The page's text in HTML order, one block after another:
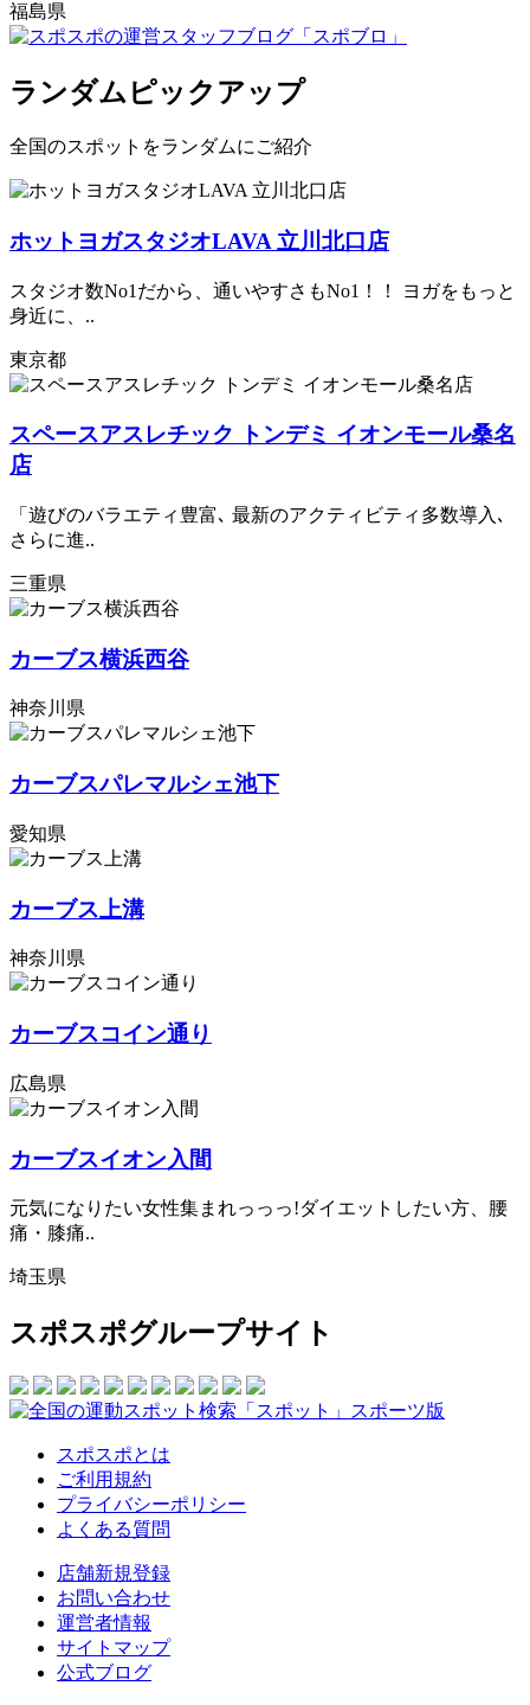
福島県
ランダムピックアップ
全国のスポットをランダムにご紹介
ホットヨガスタジオLAVA 立川北口店
スタジオ数No1だから、通いやすさもNo1！！ ヨガをもっと
身近に、..
東京都
スペースアスレチック トンデミ イオンモール桑名
店
「遊びのバラエティ豊富､ 最新のアクティビティ多数導入､
さらに進..
三重県
カーブス横浜西谷
神奈川県
カーブスパレマルシェ池下
愛知県
カーブス上溝
神奈川県
カーブスコイン通り
広島県
カーブスイオン入間
元気になりたい女性集まれっっっ!ダイエットしたい方、腰
痛・膝痛..
埼玉県
スポスポグループサイト
スポスポとは
ご利用規約
プライバシーポリシー
よくある質問
店舗新規登録
お問い合わせ
運営者情報
サイトマップ
公式ブログ